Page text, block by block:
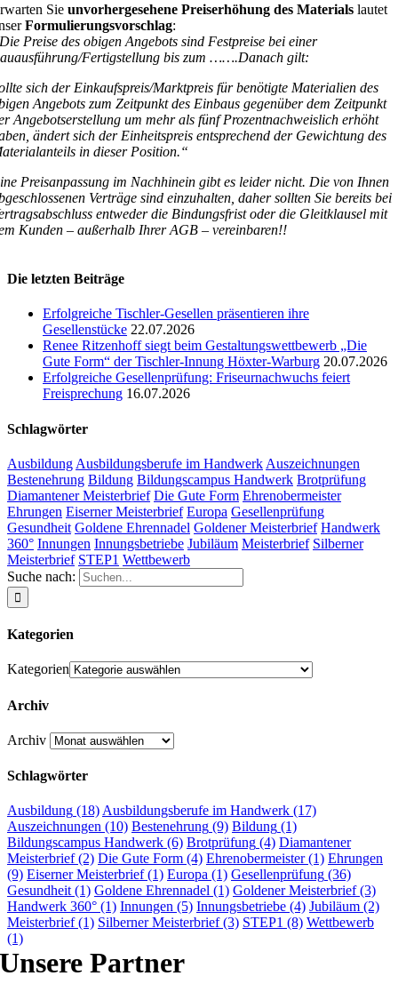
Sieunvorhergesehene Preiserhöhung des Materials lautet
Formulierungsvorschlag:
Preise des obigen Angebots sind Festpreise bei einer
Fertigstellung bis zum …….Danach gilt:
sich der Einkaufspreis/Marktpreis für benötigte Materialien des
Angebots zum Zeitpunkt des Einbaus gegenüber dem Zeitpunkt
Angebotserstellung um mehr als fünf Prozentnachweislich erhöht
ändert sich der Einheitspreis entsprechend der Gewichtung des
in dieser Position.“
Preisanpassung im Nachhinein gibt es leider nicht. Die von Ihnen
Verträge sind einzuhalten, daher sollten Sie bereits bei
entweder die Bindungsfrist oder die Gleitklausel mit
Kunden – außerhalb Ihrer AGB – vereinbaren!!
Die letzten Beiträge
Erfolgreiche Tischler-Gesellen präsentieren ihre
Gesellenstücke 22.07.2026
Renee Ritzenhoff siegt beim Gestaltungswettbewerb „Die
Gute Form“ der Tischler-Innung Höxter-Warburg 20.07.2026
Erfolgreiche Gesellenprüfung: Friseurnachwuchs feiert
Freisprechung 16.07.2026
Schlagwörter
Ausbildung Ausbildungsberufe im Handwerk Auszeichnungen
Bestenehrung Bildung Bildungscampus Handwerk Brotprüfung
Diamantener Meisterbrief Die Gute Form Ehrenobermeister
Ehrungen Eiserner Meisterbrief Europa Gesellenprüfung
Gesundheit Goldene Ehrennadel Goldener Meisterbrief Handwerk
360° Innungen Innungsbetriebe Jubiläum Meisterbrief Silberner
Meisterbrief STEP1 Wettbewerb
Suche nach:
Kategorien
Kategorien
Archiv
Archiv
Schlagwörter
Ausbildung (18)Ausbildungsberufe im Handwerk (17)
Auszeichnungen (10) Bestenehrung (9) Bildung (1)
Bildungscampus Handwerk (6) Brotprüfung (4) Diamantener
Meisterbrief(2) Die Gute Form (4) Ehrenobermeister(1) Ehrungen
(9) Eiserner Meisterbrief(1) Europa (1) Gesellenprüfung (36)
Gesundheit(1) Goldene Ehrennadel (1) Goldener Meisterbrief(3)
Handwerk 360° (1) Innungen (5) Innungsbetriebe (4) Jubiläum (2)
Meisterbrief(1) Silberner Meisterbrief(3) STEP1 (8) Wettbewerb
(1)
Unsere Partner